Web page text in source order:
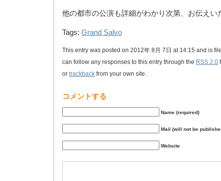
他の都市の公演も詳細がわかり次第、お伝えい
Tags: Grand Salvo
This entry was posted on 2012年 8月 7日 at 14:15 and is
can follow any responses to this entry through the RSS 2.0
or trackback from your own site.
コメントする
Name (required)
Mail (will not be
Website